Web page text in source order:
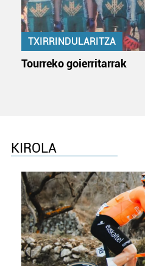
TXIRRINDULARITZA
Tourreko goierritarrak
KIROLA